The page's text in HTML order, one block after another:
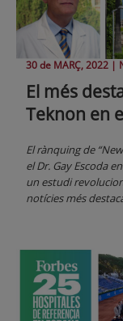
30 de MARÇ, 2022 |
El més
Teknon en
El rànquing de
el Dr. Gay Escoda
un estudi
notícies més